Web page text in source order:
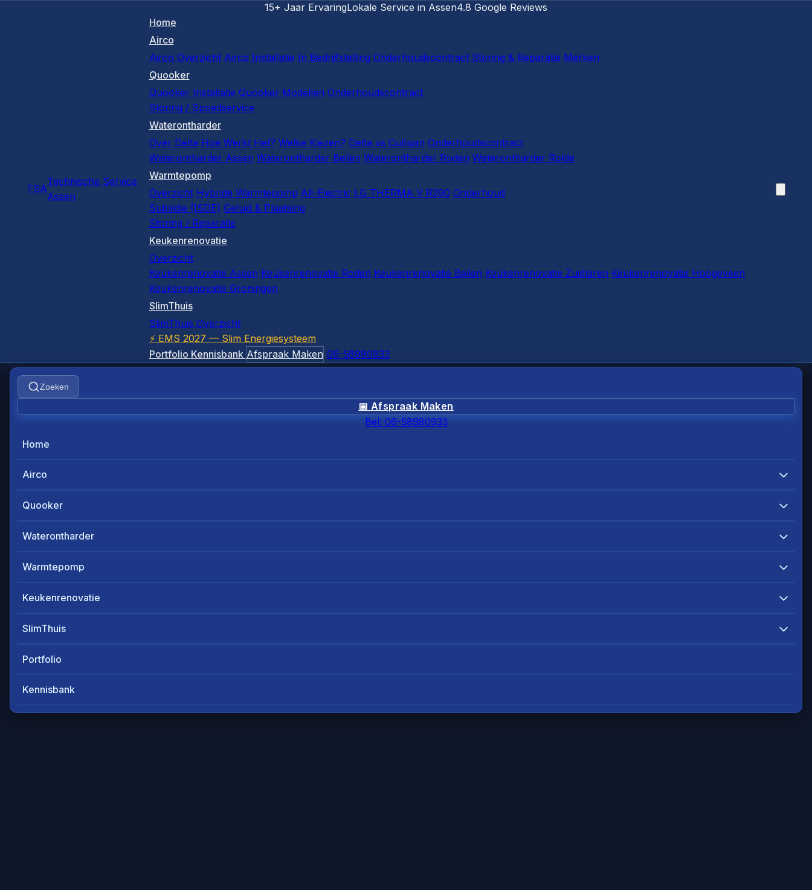
15+ Jaar ErvaringLokale Service in Assen4.8 Google Reviews
TSA
Technische Service
Assen
Home
Airco
Airco Overzicht Airco Installatie In Bedrijfstelling Onderhoudscontract Storing & Reparatie Merken
Quooker
Quooker Installatie Quooker Modellen Onderhoudscontract
Storing / Spoedservice
Waterontharder
Over Delta Hoe Werkt Het? Welke Kiezen? Delta vs Culligan Onderhoudscontract
Waterontharder Assen Waterontharder Beilen Waterontharder Roden Waterontharder Rolde
Warmtepomp
Overzicht Hybride Warmtepomp All-Electric LG THERMA V R290 Onderhoud
Subsidie (ISDE) Geluid & Plaatsing
Storing / Reparatie
Keukenrenovatie
Overzicht
Keukenrenovatie Assen Keukenrenovatie Roden Keukenrenovatie Beilen Keukenrenovatie Zuidlaren Keukenrenovatie Hoogeveen
Keukenrenovatie Groningen
SlimThuis
SlimThuis Overzicht
⚡ EMS 2027 — Slim Energiesysteem
Portfolio Kennisbank Afspraak Maken 06-58980933
Zoeken
📅 Afspraak Maken
Bel: 06-58980933
Home
Airco
Quooker
Waterontharder
Warmtepomp
Keukenrenovatie
SlimThuis
Portfolio
Kennisbank